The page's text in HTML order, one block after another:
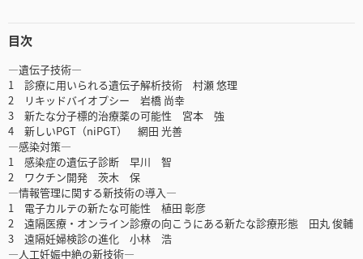
目次
―遺伝子技術―
1 診療に用いられる遺伝子解析技術 村瀬 悠理
2 リキッドバイオプシー 岩橋 尚幸
3 新たな分子標的治療薬の可能性 宮本 強
4 新しいPGT（niPGT） 網田 光善
―感染対策―
1 感染症の遺伝子診断 早川 智
2 ワクチン開発 茨木 保
―情報管理に関する新技術の導入―
1 電子カルテの新たな可能性 植田 彰彦
2 遠隔医療・オンライン診療の向こうにある新たな診療形態 田丸 俊輔
3 遠隔妊婦検診の進化 小林 浩
―人工妊娠中絶の新技術―